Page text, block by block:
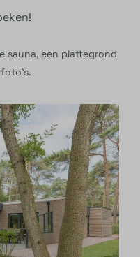
sauna, een plattegrond